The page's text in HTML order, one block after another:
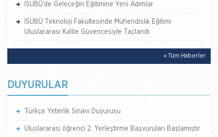
ISUBÜ’de Geleceğin Eğitimine Yeni Adımlar
ISUBÜ Teknoloji Fakültesinde Mühendislik Eğitimi
Uluslararası Kalite Güvencesiyle Taçlandı
» Tüm Haberler
DUYURULAR
Türkçe Yeterlik Sınavı Duyurusu
Uluslararası öğrenci 2. Yerleştirme Başvuruları Başlamıştır